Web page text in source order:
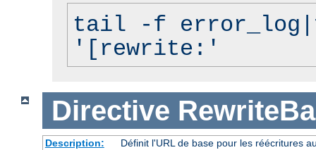
tail -f
'[rewrite:'
Directive
Description:
Définit l'URL de base pour les réécritures